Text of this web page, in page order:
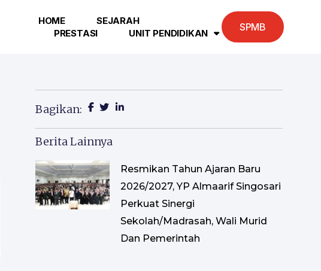
HOME
SEJARAH
PRESTASI
UNIT PENDIDIKAN
SPMB
Bagikan:
Berita Lainnya
Resmikan Tahun Ajaran Baru
2026/2027, YP Almaarif Singosari
Perkuat Sinergi
Sekolah/Madrasah, Wali Murid
Dan Pemerintah